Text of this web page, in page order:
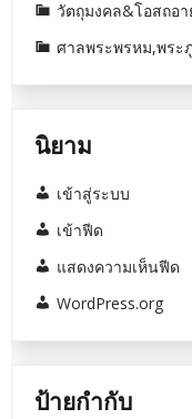
วัตถุมงคล&โอสถอา
ศาลพระพรหม,พระ
นิยาม
เข้าสู่ระบบ
เข้าฟีด
แสดงความเห็นฟีด
WordPress.org
ป้ายกำกับ